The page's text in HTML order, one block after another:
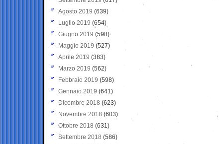
Agosto 2019 (639)
Luglio 2019 (654)
Giugno 2019 (598)
Maggio 2019 (527)
Aprile 2019 (383)
Marzo 2019 (562)
Febbraio 2019 (598)
Gennaio 2019 (641)
Dicembre 2018 (623)
Novembre 2018 (603)
Ottobre 2018 (631)
Settembre 2018 (586)